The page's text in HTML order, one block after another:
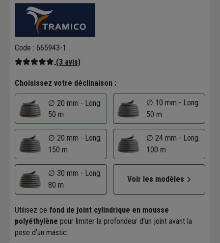
Code : 665943-1
(3 avis)
Choisissez votre déclinaison :
∅ 20 mm - Long.
50 m
∅ 10 mm - Long.
50 m
∅ 20 mm - Long.
150 m
∅ 24 mm - Long.
100 m
∅ 30 mm - Long.
80 m
Voir les modèles
Utilisez ce fond de joint cylindrique en mousse
polyéthylène pour limiter la profondeur d'un joint avant la
pose d'un mastic.